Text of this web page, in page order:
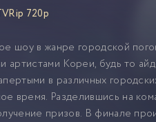
720p
шоу в жанре городской
артистами Кореи, будь то
в различных
время. Разделившись на
призов. В финале